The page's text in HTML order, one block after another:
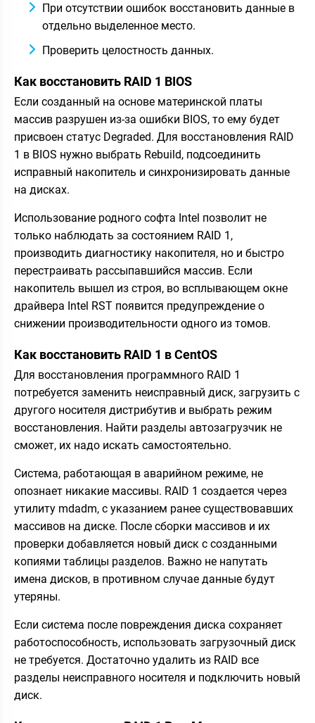
При отсутствии ошибок восстановить данные в
отдельно выделенное место.
Проверить целостность данных.
Как восстановить RAID 1 BIOS
Если созданный на основе материнской платы
массив разрушен из-за ошибки BIOS, то ему будет
присвоен статус Degraded. Для восстановления RAID
1 в BIOS нужно выбрать Rebuild, подсоединить
исправный накопитель и синхронизировать данные
на дисках.
Использование родного софта Intel позволит не
только наблюдать за состоянием RAID 1,
производить диагностику накопителя, но и быстро
перестраивать рассыпавшийся массив. Если
накопитель вышел из строя, во всплывающем окне
драйвера Intel RST появится предупреждение о
снижении производительности одного из томов.
Как восстановить RAID 1 в CentOS
Для восстановления программного RAID 1
потребуется заменить неисправный диск, загрузить с
другого носителя дистрибутив и выбрать режим
восстановления. Найти разделы автозагрузчик не
сможет, их надо искать самостоятельно.
Система, работающая в аварийном режиме, не
опознает никакие массивы. RAID 1 создается через
утилиту mdadm, с указанием ранее существовавших
массивов на диске. После сборки массивов и их
проверки добавляется новый диск с созданными
копиями таблицы разделов. Важно не напутать
имена дисков, в противном случае данные будут
утеряны.
Если система после повреждения диска сохраняет
работоспособность, использовать загрузочный диск
не требуется. Достаточно удалить из RAID все
разделы неисправного носителя и подключить новый
диск.